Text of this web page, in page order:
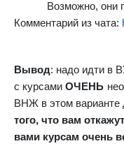
Возможно, они
Комментарий из чата:
Вывод: надо идти в
с курсами ОЧЕНЬ
ВНЖ в этом варианте
того, что вам
вами курсам очень